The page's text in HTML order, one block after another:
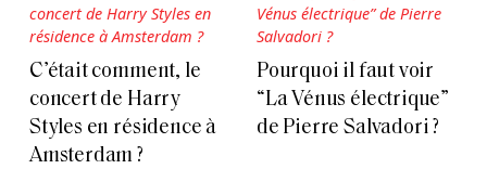
C’était comment, le
concert de Harry
Styles en résidence à
Amsterdam ?
Pourquoi il faut voir
“La Vénus électrique”
de Pierre Salvadori ?